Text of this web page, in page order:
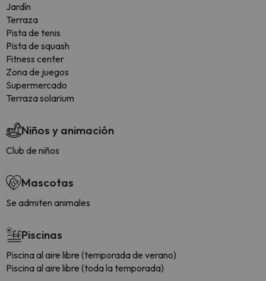
Jardín
Terraza
Pista de tenis
Pista de squash
Fitness center
Zona de juegos
Supermercado
Terraza solarium
Niños y animación
Club de niños
Mascotas
Se admiten animales
Piscinas
Piscina al aire libre (temporada de verano)
Piscina al aire libre (toda la temporada)